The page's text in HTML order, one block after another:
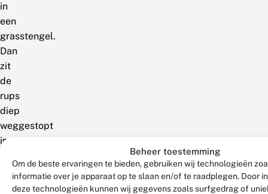
Beheer toestemming
Om de beste ervaringen te bieden, gebruiken wij technologieën
informatie over je apparaat op te slaan en/of te raadplegen. Door
deze technologieën kunnen wij gegevens zoals surfgedrag of
in
een
grasstengel.
Dan
zit
de
rups
diep
weggestopt
in
dichtgevouwen
blad.